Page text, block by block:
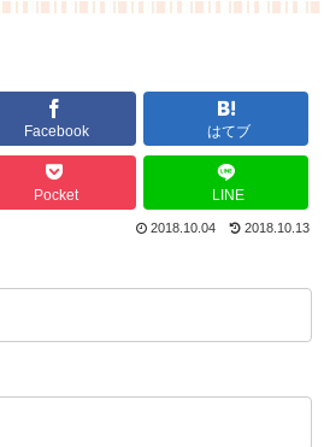
Facebook はてブ
Pocket LINE
2018.10.04 2018.10.13